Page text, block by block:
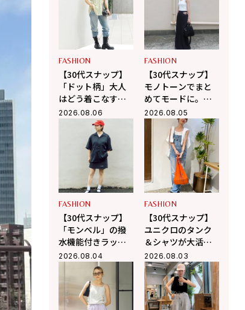
FASHION
【30代スナップ】
「ドット柄」大人
はどう着こなす？
黒の小物使いで辛
口に引き締めるバ
ランス学
2026.08.06
FASHION
【30代スナップ】
モノトーンでまと
めてモードに。適
度な肌見せで軽や
かに魅せる夏スタ
2026.08.05
FASHION
【30代スナップ】
「モンベル」の撥
水機能付きラップ
ショーツが主役！
レジャーにも最適
なアクティブコー
デ
2026.08.04
FASHION
【30代スナップ】
ユニクロのタンク
＆シャツが大活
躍！ デニムオーバ
ーオールでラフに
まとめた真夏コー
デ
2026.08.03